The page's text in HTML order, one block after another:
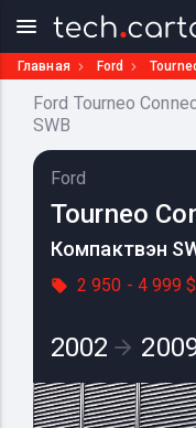
Главная Ford
Ford Tourneo
SWB
Ford
Tourneo
Компактвэн
2 950 - 4 999 $
2002